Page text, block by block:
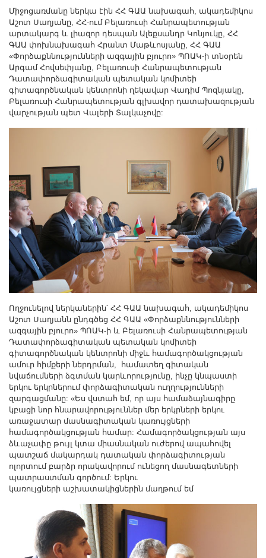
Журнал "В мире науки"
Публикации в прессе
Анонсы
Юбилеи
Университеты
Новости
Научные результаты
Наши заслуженные деятели
Объявления
Карта сайта
Поиск
Միջոցառմանը ներկա էին ՀՀ ԳԱԱ նախագահ, ակադեմիկոս
Աշոտ Սաղյանը, ՀՀ-ում Բելառուսի Հանրապետության
արտակարգ և լիազոր դեսպան Ալեքսանդր Կոնյուկը, ՀՀ
ԳԱԱ փոխնախագահ Հրանտ Մաթևոսյանը, ՀՀ ԳԱԱ
«Փորձաքննությունների ազգային բյուրո» ՊՈԱԿ-ի տնօրեն
Արգամ Հովսեփյանը, Բելառուսի Հանրապետության
Դատափորձագիտական պետական կոմիտեի
գիտագործնական կենտրոնի ղեկավար Վադիմ Պոզնյակը,
Բելառուսի Հանրապետության գլխավոր դատախազության
վարչության պետ Վալերի Տալկաչովը:
Ողջունելով ներկաներին՝ ՀՀ ԳԱԱ նախագահ, ակադեմիկոս
Աշոտ Սաղյանն ընդգծեց ՀՀ ԳԱԱ «Փորձաքննությունների
ազգային բյուրո» ՊՈԱԿ-ի և Բելառուսի Հանրապետության
Դատափորձագիտական պետական կոմիտեի
գիտագործնական կենտրոնի միջև համագործակցության
ամուր հիմքերի ներդրման, համատեղ գիտական
նվաճումների ձգտման կարևորությունը, ինչը կնպաստի
երկու երկրներում փորձագիտական ուղղությունների
զարգացմանը: «Ես վստահ եմ, որ այս համաձայնագիրը
կբացի նոր հնարավորություններ մեր երկրների երկու
առաջատար մասնագիտական կառույցների
համագործակցության համար: Համագործակցության այս
ձևաչափը թույլ կտա միասնական ուժերով ապահովել
պատշաճ մակարդակ դատական փորձագիտության
ոլորտում բարձր որակավորում ունեցող մասնագետների
պատրաստման գործում: Երկու
կառույցների աշխատակիցներին մաղթում եմ